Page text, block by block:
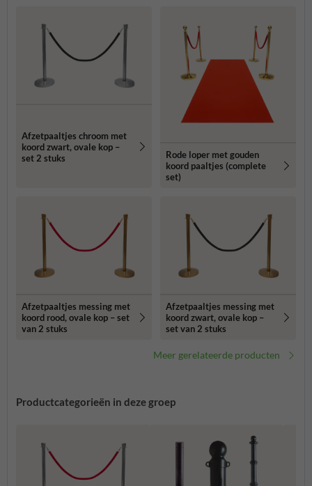
Afzetpaaltjes chroom met
koord zwart, ovale kop –
set 2 stuks
Rode loper met gouden
koord paaltjes (complete
set)
Afzetpaaltjes messing met
koord rood, ovale kop – set
van 2 stuks
Afzetpaaltjes messing met
koord zwart, ovale kop –
set van 2 stuks
Meer gerelateerde producten
Productcategorieën in deze groep